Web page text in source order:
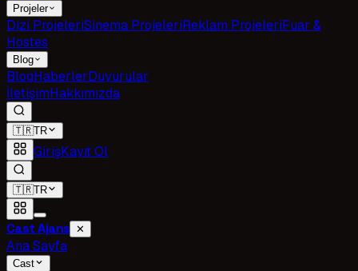
Projeler
Dizi ProjeleriSinema ProjeleriReklam ProjeleriFuar &
Hostes
Blog
BlogHaberlerDuyurular
İletişimHakkımızda
🇹🇷TR
GirişKayıt Ol
🇹🇷TR
Cast Ajans ✕
Ana Sayfa
Cast